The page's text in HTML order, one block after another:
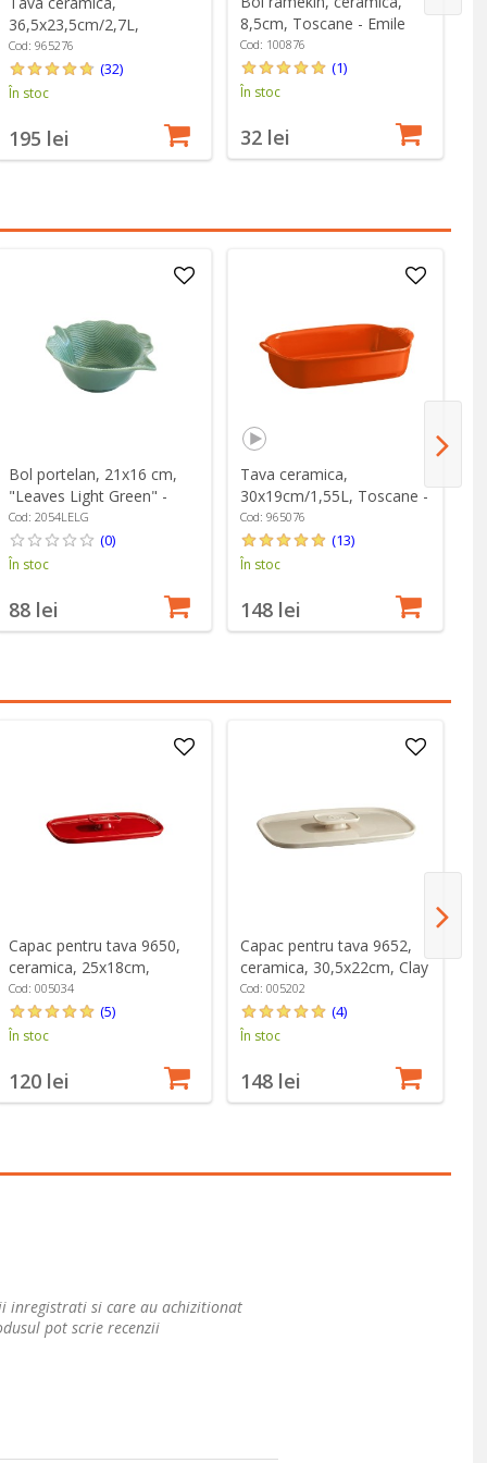
36,5x23,5cm/2,7L,
Toscane - Emile Henry
Cod: 965276
(32)
În stoc
195 lei
8,5cm, Toscane - Emile
Henry
Cod: 100876
(1)
În stoc
32 lei
Bol portelan, 21x16 cm,
"Leaves Light Green" -
Easy Life
Cod: 2054LELG
(0)
În stoc
88 lei
Tava ceramica,
30x19cm/1,55L, Toscane -
Emile Henry
Cod: 965076
(13)
În stoc
148 lei
Capac pentru tava 9650,
ceramica, 25x18cm,
Burgundy - Emile Henry
Cod: 005034
(5)
În stoc
120 lei
Capac pentru tava 9652,
ceramica, 30,5x22cm, Clay
- Emile Henry
Cod: 005202
(4)
În stoc
148 lei
inregistrati si care au achizitionat
pot scrie recenzii